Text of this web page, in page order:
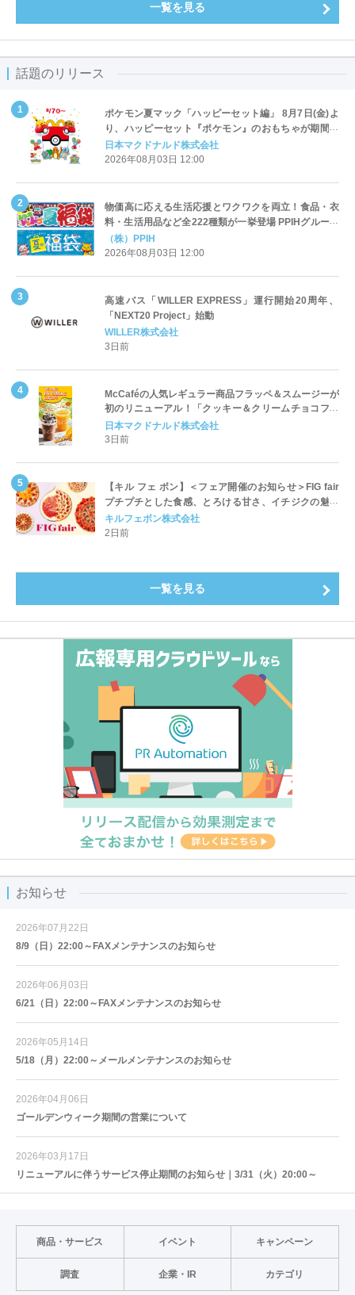
一覧を見る
話題のリリース
ポケモン夏マック「ハッピーセット編」 8月7日(金)よ
り、ハッピーセット『ポケモン』のおもちゃが期間限
定登場
日本マクドナルド株式会社
2026年08月03日 12:00
物価高に応える生活応援とワクワクを両立！食品・衣
料・生活用品など全222種類が一挙登場 PPIHグループ
「夏福袋」＆セール 8月6日(木)より順次スタート
（株）PPIH
2026年08月03日 12:00
高速バス「WILLER EXPRESS」運行開始20周年、
「NEXT20 Project」始動
WILLER株式会社
3日前
McCaféの人気レギュラー商品フラッペ＆スムージーが
初のリニューアル！「クッキー＆クリームチョコフラ
ッペ」「マンゴースムージー」8月5日（水）から販売
開始
日本マクドナルド株式会社
3日前
【キル フェ ボン】＜フェア開催のお知らせ＞FIG fair
プチプチとした食感、とろける甘さ、イチジクの魅力
をたっぷりと。新作を含め、イチジク尽くしの全4種が
登場8月20日（木）スタート
キルフェボン株式会社
2日前
一覧を見る
お知らせ
2026年07月22日
8/9（日）22:00～FAXメンテナンスのお知らせ
2026年06月03日
6/21（日）22:00～FAXメンテナンスのお知らせ
2026年05月14日
5/18（月）22:00～メールメンテナンスのお知らせ
2026年04月06日
ゴールデンウィーク期間の営業について
2026年03月17日
リニューアルに伴うサービス停止期間のお知らせ｜3/31（火）20:00～
商品・サービス イベント キャンペーン
調査 企業・IR カテゴリ